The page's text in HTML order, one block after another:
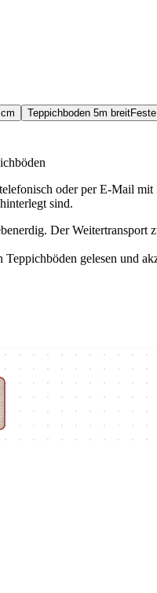
Teppichboden 5m breit
oder per E-Mail
sind.
Der Weitertransport
gelesen und